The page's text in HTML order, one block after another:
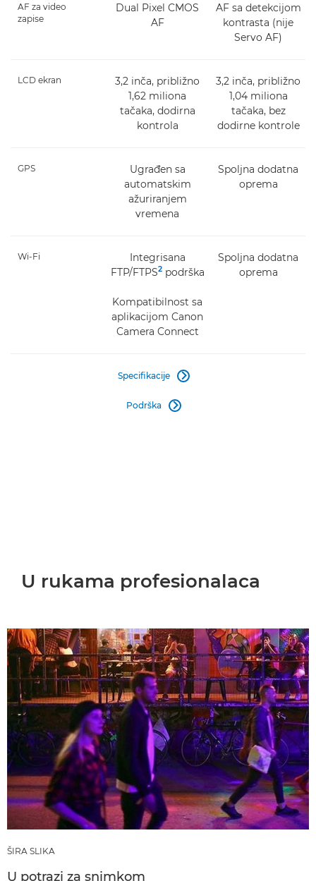
AF za video
zapise
Dual Pixel CMOS
AF
AF sa detekcijom
kontrasta (nije
Servo AF)
LCD ekran
3,2 inča, približno
1,62 miliona
tačaka, dodirna
kontrola
3,2 inča, približno
1,04 miliona
tačaka, bez
dodirne kontrole
GPS
Ugrađen sa
automatskim
ažuriranjem
vremena
Spoljna dodatna
oprema
Wi-Fi
Integrisana
FTP/FTPS2podrška
Kompatibilnost sa
aplikacijom Canon
Camera Connect
Spoljna dodatna
oprema
Specifikacije 
Podrška 
U rukama profesionalaca
ŠIRA SLIKA
U potrazi za snimkom